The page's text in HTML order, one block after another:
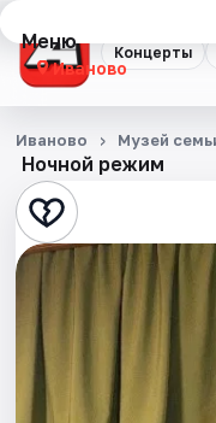
Концерты
Меню
Иваново
Концерты
Театр
Стендап
Выставки
Спорт
Ночной режим
Иваново Музей